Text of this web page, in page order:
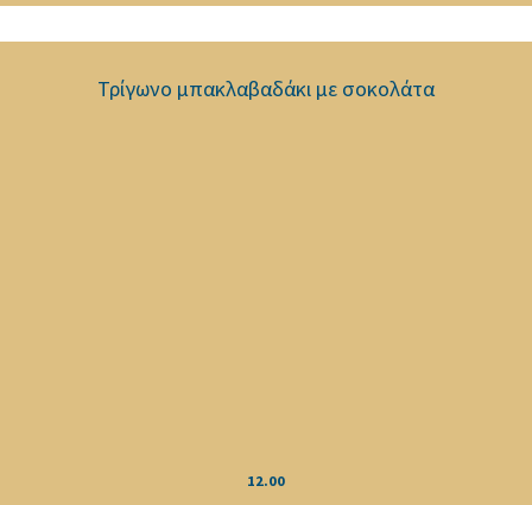
Τρίγωνο μπακλαβαδάκι με σοκολάτα
12.00